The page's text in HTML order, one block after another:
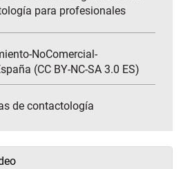
para profesionales
NoComercial-
(CC BY-NC-SA 3.0 ES)
de contactología